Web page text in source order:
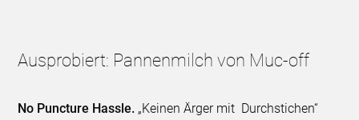
Ausprobiert: Pannenmilch von Muc-off
No Puncture Hassle. „Keinen Ärger mit Durchstichen“